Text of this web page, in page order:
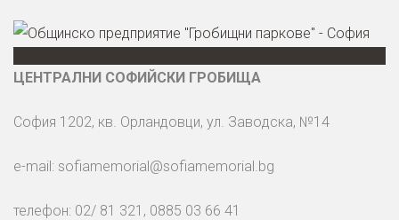
ЦЕНТРАЛНИ СОФИЙСКИ ГРОБИЩА
София 1202, кв. Орландовци, ул. Завoдска, №14
e-mail: sofiamemorial@sofiamemorial.bg
телефон: 02/ 81 321, 0885 03 66 41